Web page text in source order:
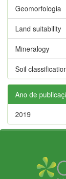
Geomorfologia
Land suitability
Mineralogy
Soil
Ano de
2019